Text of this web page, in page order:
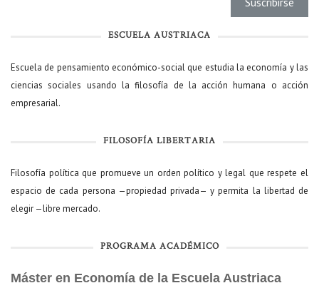
ESCUELA AUSTRIACA
Escuela de pensamiento económico-social que estudia la economía y las
ciencias sociales usando la filosofía de la acción humana o acción
empresarial.
FILOSOFÍA LIBERTARIA
Filosofía política que promueve un orden político y legal que respete el
espacio de cada persona —propiedad privada— y permita la libertad de
elegir —libre mercado.
PROGRAMA ACADÉMICO
Máster en Economía de la Escuela Austriaca